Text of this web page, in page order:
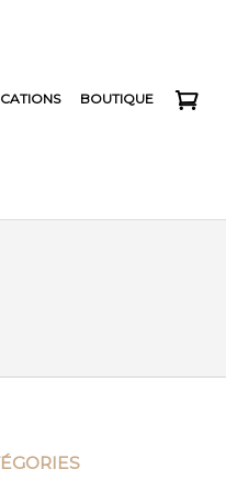
BOUTIQUE